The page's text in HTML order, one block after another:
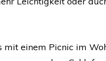
einem Picnic im